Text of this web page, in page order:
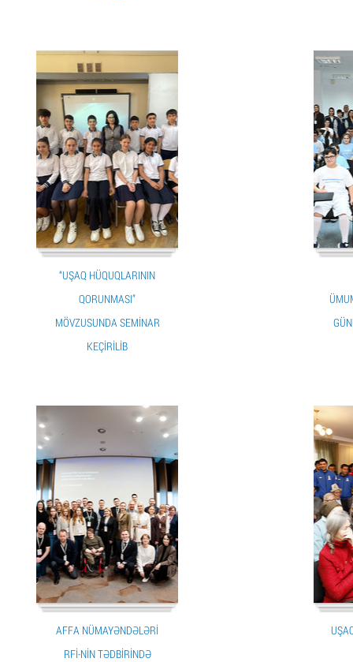
“UŞAQ HÜQUQLARININ
QORUNMASI”
MÖVZUSUNDA SEMINAR
KEÇIRILIB
AFFA NÜMAYƏNDƏLƏRI
RFİ-NIN TƏDBIRINDƏ